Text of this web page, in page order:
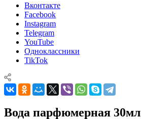
Вконтакте
Facebook
Instagram
Telegram
YouTube
Одноклассники
TikTok
Вода парфюмерная 30мл